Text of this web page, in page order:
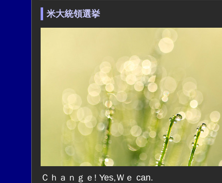
米大統領選挙
Ｃｈａｎｇｅ! Yes,Ｗｅ can.